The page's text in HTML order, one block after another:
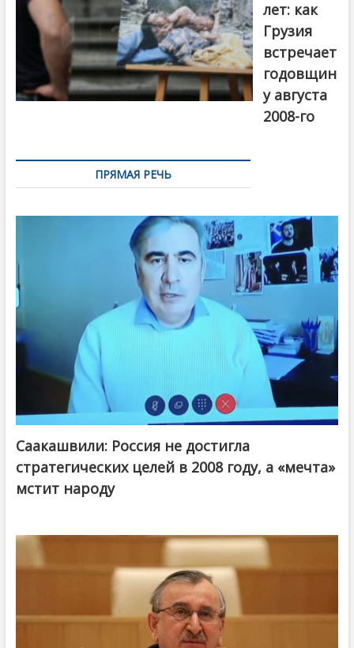
лет: как
Грузия
встречает
годовщин
у августа
2008-го
ПРЯМАЯ РЕЧЬ
Саакашвили: Россия не достигла
стратегических целей в 2008 году, а «мечта»
мстит народу